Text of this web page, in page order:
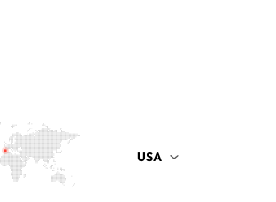
USA